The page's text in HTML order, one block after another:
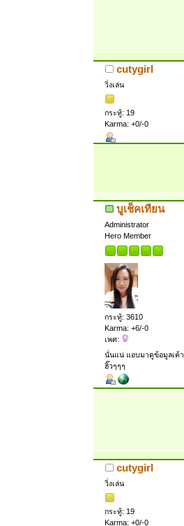
cutygirl
วิ่งเล่น
กระทู้: 19
Karma: +0/-0
บูเช็คเทียน
Administrator
Hero Member
กระทู้: 3610
Karma: +6/-0
เพศ:
นั่นแน่ แอบมาดูข้อมูลเค้
ฮิ๊วๆๆๆ
cutygirl
วิ่งเล่น
กระทู้: 19
Karma: +0/-0